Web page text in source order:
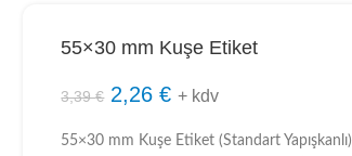
55×30 mm Kuşe Etiket
3,39€ 2,26€ + kdv
55×30 mm Kuşe Etiket (Standart Yapışkanlı)